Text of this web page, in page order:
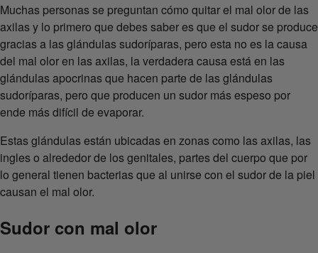
Muchas personas se preguntan cómo quitar el mal olor de las
axilas y lo primero que debes saber es que el sudor se produce
gracias a las glándulas sudoríparas, pero esta no es la causa
del mal olor en las axilas, la verdadera causa está en las
glándulas apocrinas que hacen parte de las glándulas
sudoríparas, pero que producen un sudor más espeso por
ende más difícil de evaporar.
Estas glándulas están ubicadas en zonas como las axilas, las
ingles o alrededor de los genitales, partes del cuerpo que por
lo general tienen bacterias que al unirse con el sudor de la piel
causan el mal olor.
Sudor con mal olor